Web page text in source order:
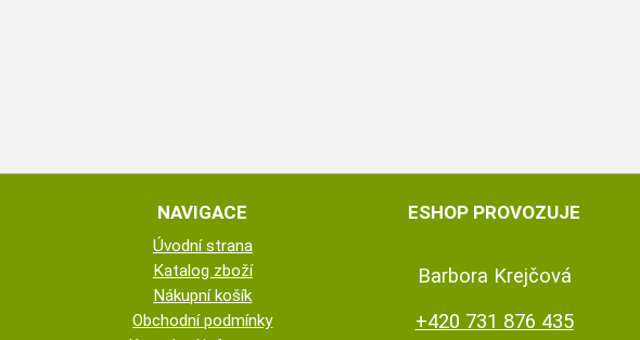
NAVIGACE
Úvodní strana
Katalog zboží
Nákupní košík
Obchodní podmínky
ESHOP PROVOZUJE
Barbora Krejčová
+420 731 876 435